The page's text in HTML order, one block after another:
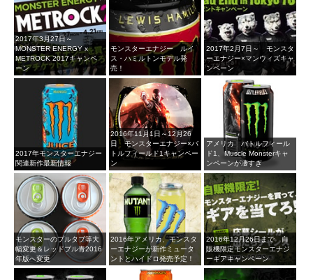
2017年3月27日～
MONSTER ENERGY x
METROCK 2017キャンペ
ーン
モンスターエナジー ルイ
ス・ハミルトンモデル発
売！
2017年2月7日～ モンスタ
ーエナジー×マンウィズキャ
ンペーン
2017年モンスターエナジー
関連新作最新情報
2016年11月1日～12月26
日 モンスターエナジー×バ
トルフィールド1キャンペー
ン
アメリカ バトルフィール
ド1、Muscle Monsterキャ
ンペーンが凄すぎ
モンスターのプルタブ等大
幅変更＆レッドブル青2016
年版へ変更
2016年アメリカ、モンスタ
ーエナジーが新作ミュータ
ントとハイドロ発売予定！
2016年12月26日まで 自
販機限定モンスターエナジ
ーギアキャンペーン